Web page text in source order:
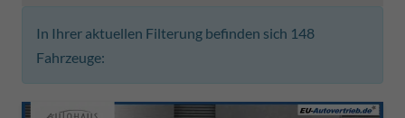
In Ihrer aktuellen Filterung befinden sich 148
Fahrzeuge: